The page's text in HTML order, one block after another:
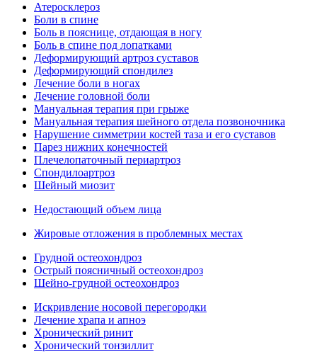
Атеросклероз
Боли в спине
Боль в пояснице, отдающая в ногу
Боль в спине под лопатками
Деформирующий артроз суставов
Деформирующий спондилез
Лечение боли в ногах
Лечение головной боли
Мануальная терапия при грыже
Мануальная терапия шейного отдела позвоночника
Нарушение симметрии костей таза и его суставов
Парез нижних конечностей
Плечелопаточный периартроз
Спондилоартроз
Шейный миозит
Недостающий объем лица
Жировые отложения в проблемных местах
Грудной остеохондроз
Острый поясничный остеохондроз
Шейно-грудной остеохондроз
Искривление носовой перегородки
Лечение храпа и апноэ
Хронический ринит
Хронический тонзиллит